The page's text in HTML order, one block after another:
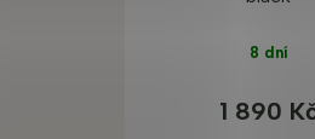
8 dní
1 890